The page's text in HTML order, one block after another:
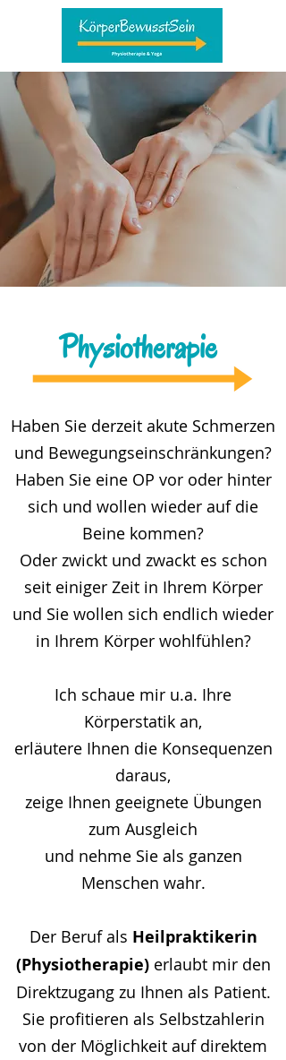
Physiotherapie
Haben Sie derzeit akute Schmerzen
und Bewegungseinschränkungen?
Haben Sie eine OP vor oder hinter
sich und wollen wieder auf die
Beine kommen?
Oder zwickt und zwackt es schon
seit einiger Zeit in Ihrem Körper
und Sie wollen sich endlich wieder
in Ihrem Körper wohlfühlen?
Ich schaue mir u.a. Ihre
Körperstatik an,
erläutere Ihnen die Konsequenzen
daraus,
zeige Ihnen geeignete Übungen
zum Ausgleich
und nehme Sie als ganzen
Menschen wahr.
Der Beruf als Heilpraktikerin
(Physiotherapie)erlaubt mir den
Direktzugang zu Ihnen als Patient.
Sie profitieren als Selbstzahlerin
von der Möglichkeit auf direktem